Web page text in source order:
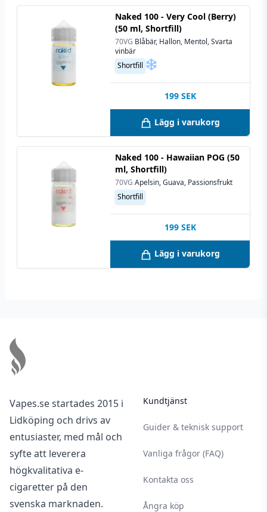
Naked 100 - Very Cool (Berry)
(50 ml, Shortfill)
70VG Blåbär, Hallon, Mentol, Svarta
vinbär
Shortfill
199 SEK
Lägg i varukorg
Naked 100 - Hawaiian POG (50
ml, Shortfill)
70VG Apelsin, Guava, Passionsfrukt
Shortfill
199 SEK
Lägg i varukorg
Vapes.se startades 2015 i
Lidköping och drivs av
entusiaster, med mål och
syfte att leverera
högkvalitativa e-
cigaretter på den
svenska marknaden.
Kundtjänst
Guider & teknisk support
Vanliga frågor (FAQ)
Kontakta oss
Ångra köp